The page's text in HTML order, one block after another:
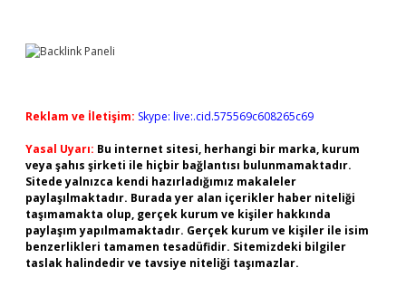
Reklam ve İletişim: Skype: live:.cid.575569c608265c69
Yasal Uyarı: Bu internet sitesi, herhangi bir marka, kurum
veya şahıs şirketi ile hiçbir bağlantısı bulunmamaktadır.
Sitede yalnızca kendi hazırladığımız makaleler
paylaşılmaktadır. Burada yer alan içerikler haber niteliği
taşımamakta olup, gerçek kurum ve kişiler hakkında
paylaşım yapılmamaktadır. Gerçek kurum ve kişiler ile isim
benzerlikleri tamamen tesadüfidir. Sitemizdeki bilgiler
taslak halindedir ve tavsiye niteliği taşımazlar.